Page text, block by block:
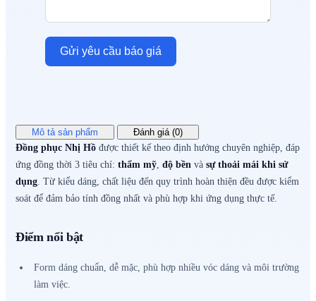
Gửi yêu cầu báo giá
Mô tả sản phẩm
Đánh giá (0)
Đồng phục Nhị Hồ được thiết kế theo định hướng chuyên nghiệp, đáp
ứng đồng thời 3 tiêu chí: thẩm mỹ, độ bền và sự thoải mái khi sử
dụng. Từ kiểu dáng, chất liệu đến quy trình hoàn thiện đều được kiểm
soát để đảm bảo tính đồng nhất và phù hợp khi ứng dụng thực tế.
Điểm nổi bật
Form dáng chuẩn, dễ mặc, phù hợp nhiều vóc dáng và môi trường
làm việc.